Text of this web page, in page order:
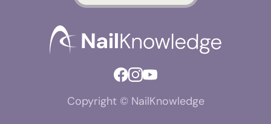
Copyright © NailKnowledge